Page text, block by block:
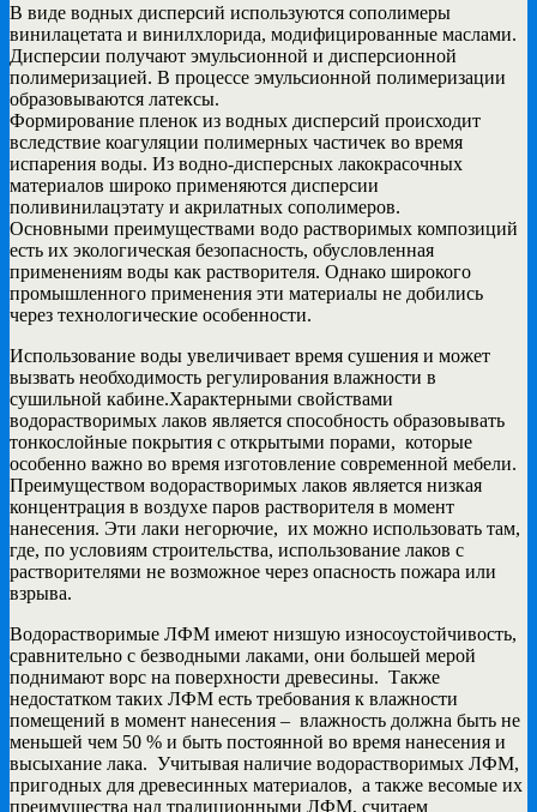
В виде водных дисперсий используются сополимеры
винилацетата и винилхлорида, модифицированные маслами.
Дисперсии получают эмульсионной и дисперсионной
полимеризацией. В процессе эмульсионной полимеризации
образовываются латексы.
Формирование пленок из водных дисперсий происходит
вследствие коагуляции полимерных частичек во время
испарения воды. Из водно-дисперсных лакокрасочных
материалов широко применяются дисперсии
поливинилацэтату и акрилатных сополимеров.
Основными преимуществами водо растворимых композиций
есть их экологическая безопасность, обусловленная
применениям воды как растворителя. Однако широкого
промышленного применения эти материалы не добились
через технологические особенности.
Использование воды увеличивает время сушения и может
вызвать необходимость регулирования влажности в
сушильной кабине.Характерными свойствами
водорастворимых лаков является способность образовывать
тонкослойные покрытия с открытыми порами, которые
особенно важно во время изготовление современной мебели.
Преимуществом водорастворимых лаков является низкая
концентрация в воздухе паров растворителя в момент
нанесения. Эти лаки негорючие, их можно использовать там,
где, по условиям строительства, использование лаков с
растворителями не возможное через опасность пожара или
взрыва.
Водорастворимые ЛФМ имеют низшую износоустойчивость,
сравнительно с безводными лаками, они большей мерой
поднимают ворс на поверхности древесины. Также
недостатком таких ЛФМ есть требования к влажности
помещений в момент нанесения – влажность должна быть не
меньшей чем 50 % и быть постоянной во время нанесения и
высыхание лака. Учитывая наличие водорастворимых ЛФМ,
пригодных для древесинных материалов, а также весомые их
преимущества над традиционными ЛФМ, считаем